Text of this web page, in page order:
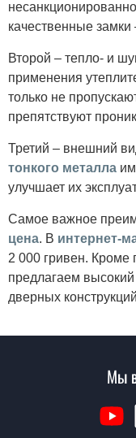
качественные
Второй – тепло- и
применения
только не
препятствуют
Третий – внешний
тонкого металла
улучшает их
Самое важное
цена. В интернет-
2 000 гривен. Кроме
предлагаем
дверных
Мы